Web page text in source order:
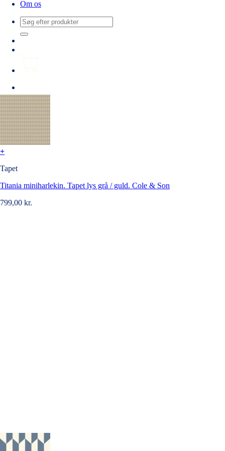
Om os
Søg
efter:
+
Tapet
Titania miniharlekin. Tapet lys grå / guld. Cole & Son
799,00 kr.